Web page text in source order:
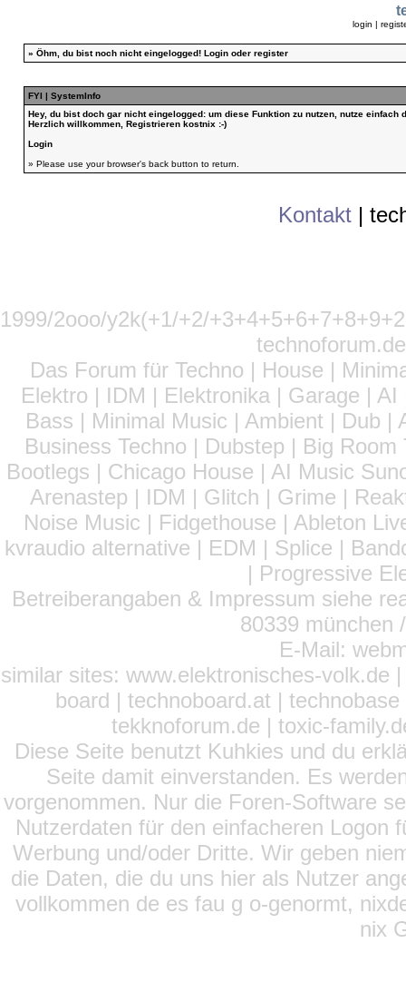
login |
» Öhm, du bist noch nicht eingelogged! Loginoder register
FYI | SystemInfo
Hey, du bist doch gar nicht eingelogged: um diese Funktion zu nutzen, nutze
Herzlich willkommen, Registrieren kostnix :-)
Login
» Please use your browser's back button to return.
Kontakt |
1999/2ooo/y2k(+1/+2/
Das Forum für Techno | House |
Elektro | IDM | Elektronika | Garage |
Bass | Minimal Music | Ambient | Dub
Business Techno | Dubstep | Big
Bootlegs | Chicago House | AI Music
Arenastep | IDM | Glitch | Grime |
Noise Music | Fidgethouse | Ableton
kvraudio alternative | EDM | Splice |
| Progressive
Betreiberangaben & Impressum siehe
80339 münchen
E-Mail:
similar sites: www.elektronisches-volk.de
board | technoboard.at |
tekknoforum.de | toxic-
Diese Seite benutzt Kuhkies und du
Seite damit einverstanden. Es
vorgenommen. Nur die Foren-Software
Nutzerdaten für den einfacheren Logon
Werbung und/oder Dritte. Wir geben
die Daten, die du uns hier als Nutzer
vollkommen de es fau g o-genormt,
nix